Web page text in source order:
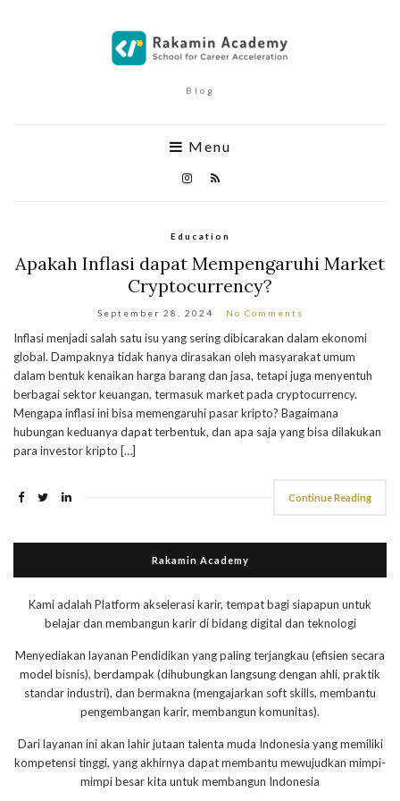
Blog
Menu
Education
Apakah Inflasi dapat Mempengaruhi Market
Cryptocurrency?
September 28, 2024 No Comments
Inflasi menjadi salah satu isu yang sering dibicarakan dalam ekonomi
global. Dampaknya tidak hanya dirasakan oleh masyarakat umum
dalam bentuk kenaikan harga barang dan jasa, tetapi juga menyentuh
berbagai sektor keuangan, termasuk market pada cryptocurrency.
Mengapa inflasi ini bisa memengaruhi pasar kripto? Bagaimana
hubungan keduanya dapat terbentuk, dan apa saja yang bisa dilakukan
para investor kripto […]
Continue Reading
Rakamin Academy
Kami adalah Platform akselerasi karir, tempat bagi siapapun untuk
belajar dan membangun karir di bidang digital dan teknologi
Menyediakan layanan Pendidikan yang paling terjangkau (efisien secara
model bisnis), berdampak (dihubungkan langsung dengan ahli, praktik
standar industri), dan bermakna (mengajarkan soft skills, membantu
pengembangan karir, membangun komunitas).
Dari layanan ini akan lahir jutaan talenta muda Indonesia yang memiliki
kompetensi tinggi, yang akhirnya dapat membantu mewujudkan mimpi-
mimpi besar kita untuk membangun Indonesia